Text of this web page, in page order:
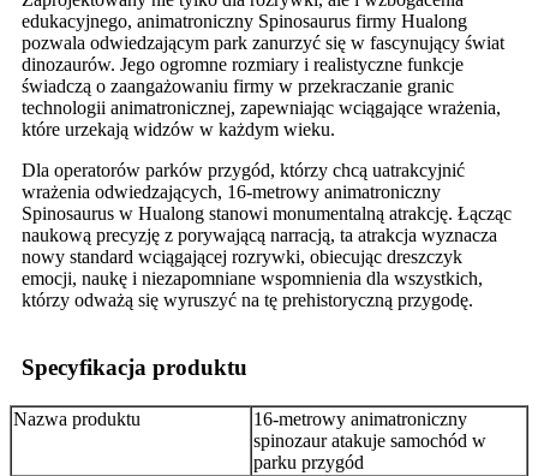
edukacyjnego, animatroniczny Spinosaurus firmy Hualong
pozwala odwiedzającym park zanurzyć się w fascynujący świat
dinozaurów. Jego ogromne rozmiary i realistyczne funkcje
świadczą o zaangażowaniu firmy w przekraczanie granic
technologii animatronicznej, zapewniając wciągające wrażenia,
które urzekają widzów w każdym wieku.
Dla operatorów parków przygód, którzy chcą uatrakcyjnić
wrażenia odwiedzających, 16-metrowy animatroniczny
Spinosaurus w Hualong stanowi monumentalną atrakcję. Łącząc
naukową precyzję z porywającą narracją, ta atrakcja wyznacza
nowy standard wciągającej rozrywki, obiecując dreszczyk
emocji, naukę i niezapomniane wspomnienia dla wszystkich,
którzy odważą się wyruszyć na tę prehistoryczną przygodę.
Specyfikacja produktu
Nazwa produktu
16-metrowy animatroniczny
spinozaur atakuje samochód w
parku przygód